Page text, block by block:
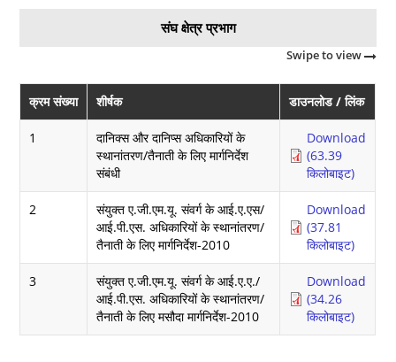
संघ क्षेत्र प्रभाग
Swipe to view
क्रम संख्या शीर्षक डाउनलोड / लिंक
1
दानिक्स और दानिप्स अधिकारियों के
स्था‍नांतरण/तैनाती के लिए मार्गनिर्देश
संबंधी
Download
(63.39
किलोबाइट)
2
संयुक्त ए.जी.एम.यू. संवर्ग के आई.ए.एस/
आई.पी.एस. अधिकारियों के स्थानांतरण/
तैनाती के लिए मार्गनिर्देश-2010
Download
(37.81
किलोबाइट)
3
संयुक्त ए.जी.एम.यू. संवर्ग के आई.ए.ए./
आई.पी.एस. अधिकारियों के स्थानांतरण/
तैनाती के लिए मसौदा मार्गनिर्देश-2010
Download
(34.26
किलोबाइट)